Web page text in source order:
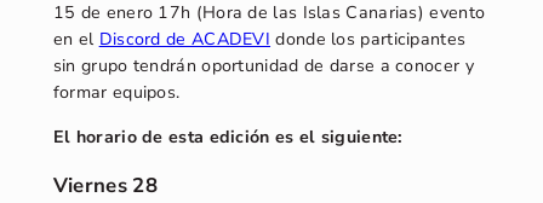
15 de enero 17h (Hora de las Islas Canarias) evento
en el Discord de ACADEVI donde los participantes
sin grupo tendrán oportunidad de darse a conocer y
formar equipos.
El horario de esta edición es el siguiente:
Viernes 28